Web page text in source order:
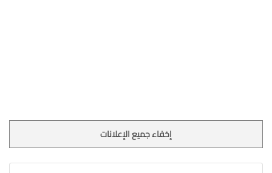
إخفاء جميع الإعلانات